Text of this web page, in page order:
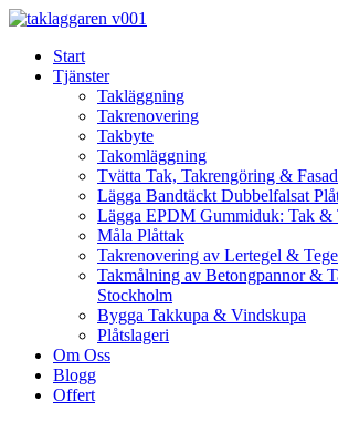
Skip
contentStart
Tjänster
Takläggning
Takrenovering
Takbyte
Takomläggning
Tvätta Tak, Takrengöring &
Lägga Bandtäckt Dubbelfalsat
Lägga EPDM Gummiduk: Tak &
Måla Plåttak
Takrenovering av Lertegel &
Takmålning av Betongpannor &
Stockholm
Bygga Takkupa & Vindskupa
Plåtslageri
Om Oss
Blogg
Offert